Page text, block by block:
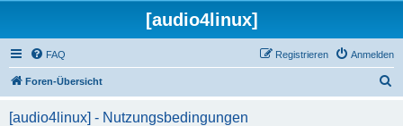
[audio4linux]
FAQ Anmelden
Registrieren
Foren-Übersicht
[audio4linux] - Nutzungsbedingungen